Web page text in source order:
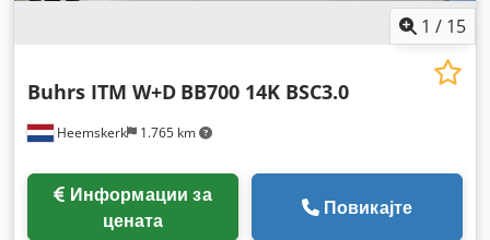
1 / 15
Heemskerk 1.765 km
Buhrs ITM W+D BB700 14K BSC3.0
цената
Повикајте